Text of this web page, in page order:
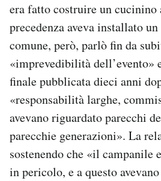
era fatto costruire un
precedenza aveva installato
comune, però, parlò fin da
«imprevedibilità dell’evento»
finale pubblicata dieci anni
«responsabilità larghe,
avevano riguardato parecchi
parecchie generazioni». La
sostenendo che «il campanile
in pericolo, e a questo